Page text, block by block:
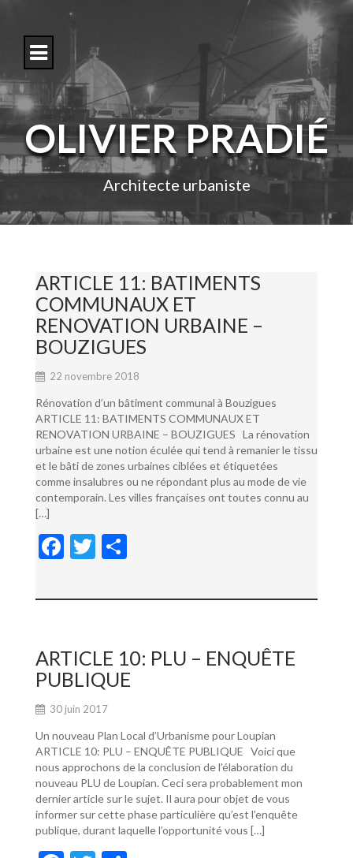
o
c
n
e
OLIVIER PRADIÉ
Architecte urbaniste
ARTICLE 11: BATIMENTS
COMMUNAUX ET
RENOVATION URBAINE –
BOUZIGUES
22 novembre 2018
Rénovation d’un bâtiment communal à Bouzigues
ARTICLE 11: BATIMENTS COMMUNAUX ET
RENOVATION URBAINE – BOUZIGUES La rénovation
urbaine est une notion éculée qui tend à remanier le tissu
et le bâti de zones urbaines ciblées et étiquetées
comme insalubres ou ne répondant plus au mode de vie
contemporain. Les villes françaises ont toutes connu au
[…]
F
e
o
o
k
T
itt ta
er
ARTICLE 10: PLU – ENQUÊTE
PUBLIQUE
30 juin 2017
Un nouveau Plan Local d’Urbanisme pour Loupian
ARTICLE 10: PLU – ENQUÊTE PUBLIQUE Voici que
nous approchons de la conclusion de l’élaboration du
nouveau PLU de Loupian. Ceci sera probablement mon
dernier article sur le sujet. Il aura pour objet de vous
informer sur cette phase particulière qu’est l’enquête
publique, durant laquelle l’opportunité vous […]